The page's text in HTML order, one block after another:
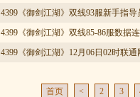
4399《御剑江湖》双线93服新手指导
4399《御剑江湖》双线85-86服数据
4399《御剑江湖》12月06日02时联
首页 < 2 3